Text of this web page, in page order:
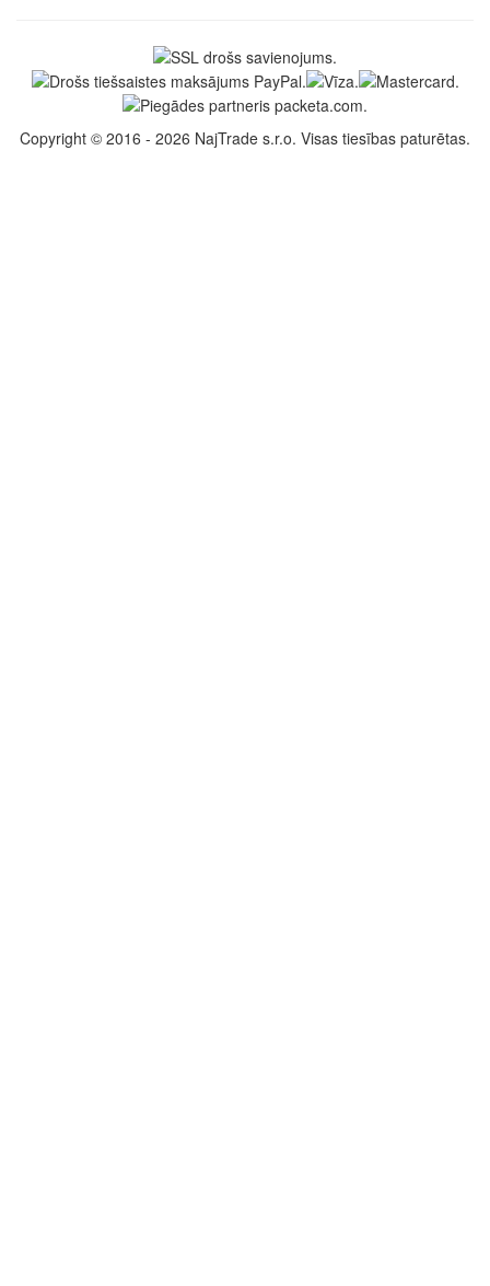
Copyright © 2016 - 2026 NajTrade s.r.o. Visas tiesības paturētas.